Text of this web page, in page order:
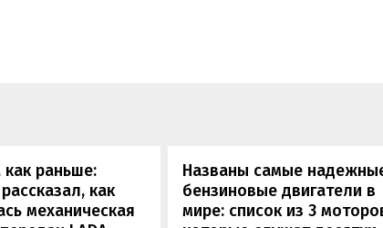
как раньше:
как
механическая
Названы самые
бензиновые двигатели в
мире: список из 3